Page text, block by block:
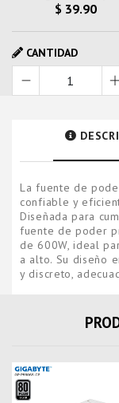
$ 39.90
CANTIDAD
La fuente de
confiable y
Diseñada para
fuente de poder
de 600W, ideal
a alto. Su diseño
y discreto,